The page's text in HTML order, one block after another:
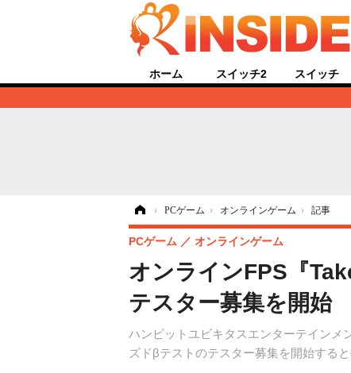
ホーム スイッチ2 スイッチ
› PCゲーム › オンラインゲーム › 記事
オンラインFPS『
テスター募集を開始
ハンビットユビキタスエンターテインメ
ズドβテストのテスター募集を開始すると
PCゲーム オンラインゲーム